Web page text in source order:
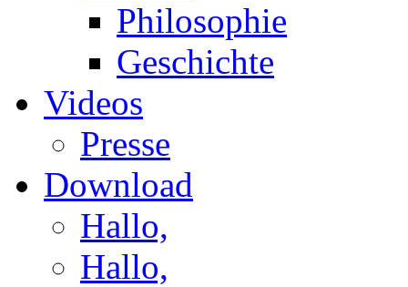
Philosophie
Geschichte
Videos
Presse
Download
Hallo,
Hallo,